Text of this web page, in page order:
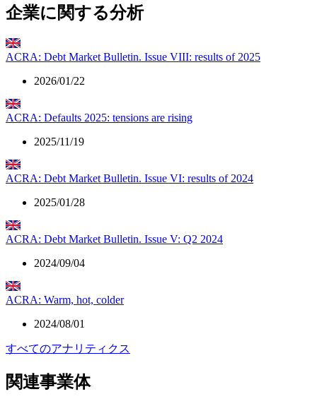
企業に関する分析
ACRA: Debt Market Bulletin. Issue VIII: results of 2025
2026/01/22
ACRA: Defaults 2025: tensions are rising
2025/11/19
ACRA: Debt Market Bulletin. Issue VI: results of 2024
2025/01/28
ACRA: Debt Market Bulletin. Issue V: Q2 2024
2024/09/04
ACRA: Warm, hot, colder
2024/08/01
すべてのアナリティクス
関連事業体